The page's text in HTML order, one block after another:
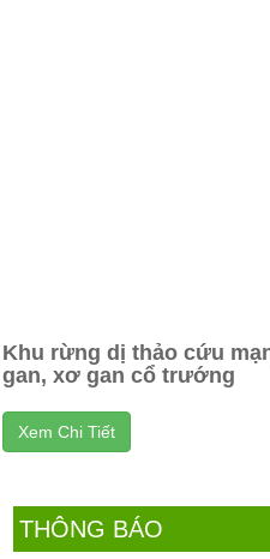
Khu rừng dị thảo cứu
gan, xơ gan cổ trướng
Xem Chi Tiết
THÔNG BÁO